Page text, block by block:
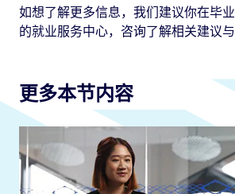
如想了解更多信息，我们建议你在毕
的就业服务中心，咨询了解相关建议
更多本节内容